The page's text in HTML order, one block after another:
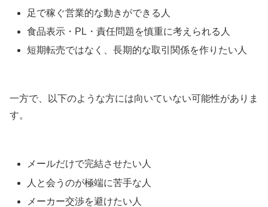
足で稼ぐ営業的な動きができる人
食品表示・PL・責任問題を慎重に考えられる人
短期転売ではなく、長期的な取引関係を作りたい人
一方で、以下のような方には向いていない可能性がありま
す。
メールだけで完結させたい人
人と会うのが極端に苦手な人
メーカー交渉を避けたい人